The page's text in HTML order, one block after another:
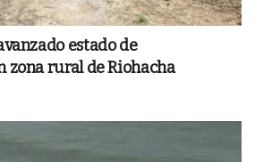
estado de
zona rural de Riohacha